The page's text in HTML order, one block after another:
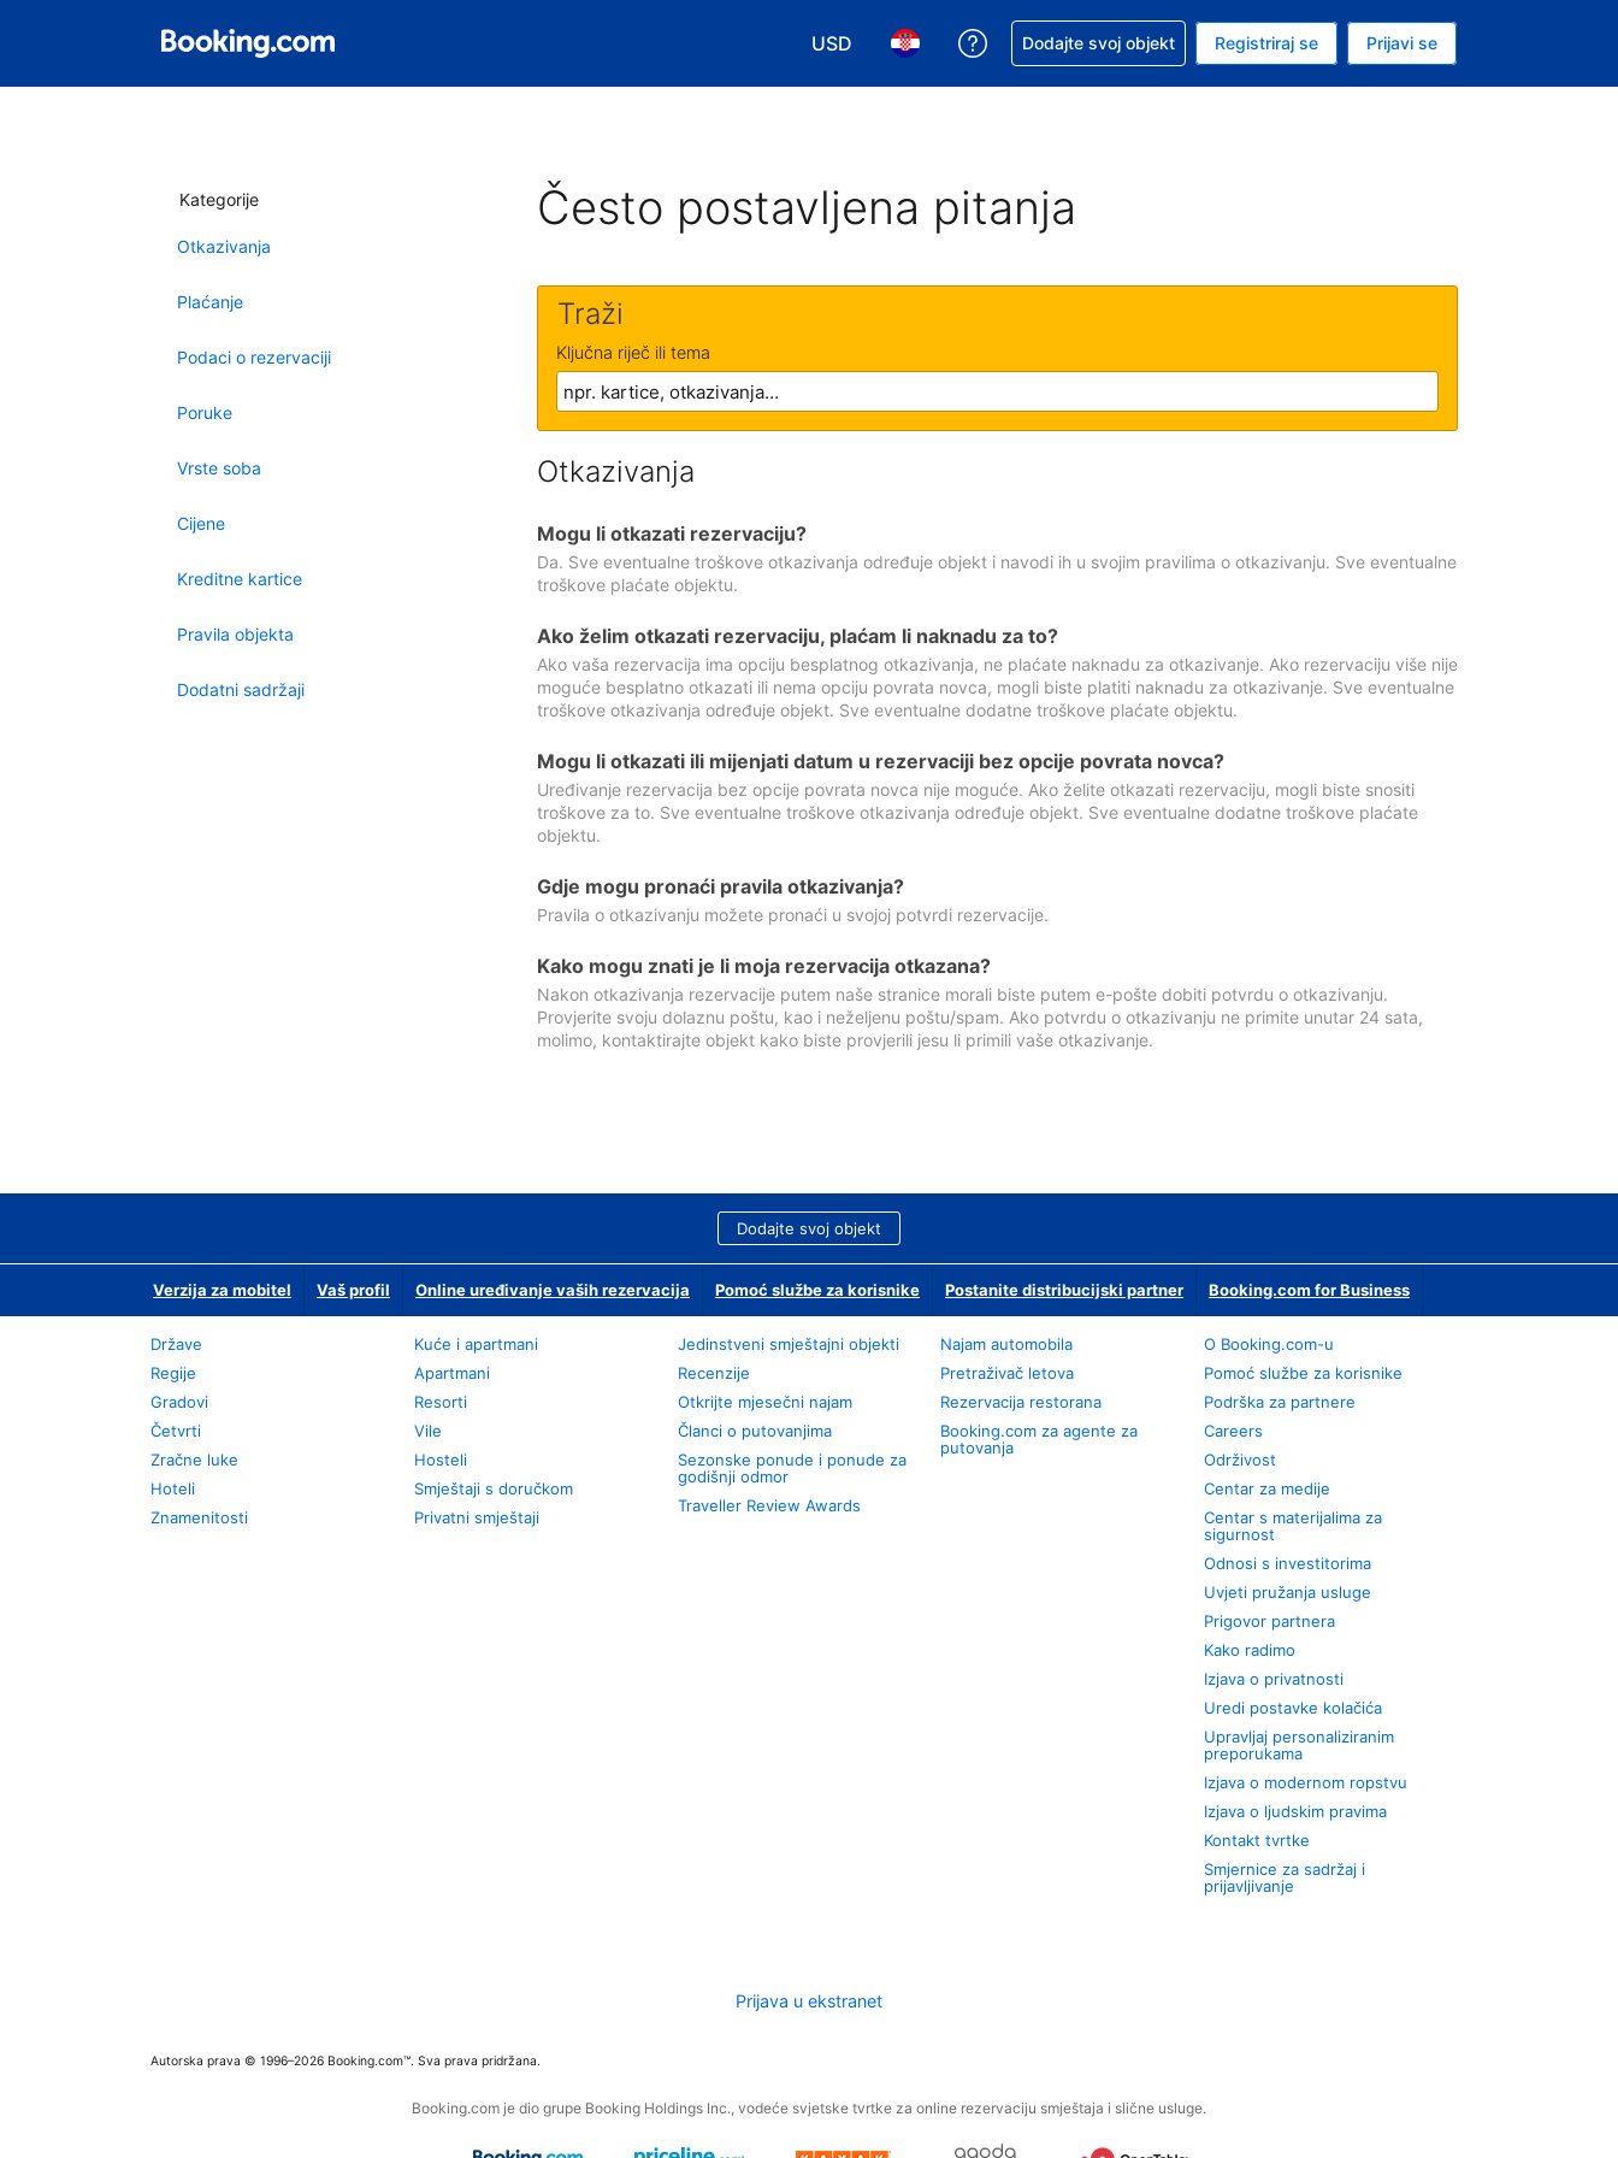
USD
Odaberite valutu. Vaša je trenutačna valuta Američki dolar
Odaberite svoj jezik. Vaš je trenutačni jezik Hrvatskom
Zatražite pomoć sa svojom rezervacijom
Dodajte svoj objekt Registriraj se Prijavi se
Kategorije
Otkazivanja
Plaćanje
Podaci o rezervaciji
Poruke
Vrste soba
Cijene
Kreditne kartice
Pravila objekta
Dodatni sadržaji
Često postavljena pitanja
Traži
Ključna riječ ili tema
Otkazivanja
Mogu li otkazati rezervaciju?
Da. Sve eventualne troškove otkazivanja određuje objekt i navodi ih u svojim pravilima o otkazivanju. Sve eventualne
troškove plaćate objektu.
Ako želim otkazati rezervaciju, plaćam li naknadu za to?
Ako vaša rezervacija ima opciju besplatnog otkazivanja, ne plaćate naknadu za otkazivanje. Ako rezervaciju više nije
moguće besplatno otkazati ili nema opciju povrata novca, mogli biste platiti naknadu za otkazivanje. Sve eventualne
troškove otkazivanja određuje objekt. Sve eventualne dodatne troškove plaćate objektu.
Mogu li otkazati ili mijenjati datum u rezervaciji bez opcije povrata novca?
Uređivanje rezervacija bez opcije povrata novca nije moguće. Ako želite otkazati rezervaciju, mogli biste snositi
troškove za to. Sve eventualne troškove otkazivanja određuje objekt. Sve eventualne dodatne troškove plaćate
objektu.
Gdje mogu pronaći pravila otkazivanja?
Pravila o otkazivanju možete pronaći u svojoj potvrdi rezervacije.
Kako mogu znati je li moja rezervacija otkazana?
Nakon otkazivanja rezervacije putem naše stranice morali biste putem e-pošte dobiti potvrdu o otkazivanju.
Provjerite svoju dolaznu poštu, kao i neželjenu poštu/spam. Ako potvrdu o otkazivanju ne primite unutar 24 sata,
molimo, kontaktirajte objekt kako biste provjerili jesu li primili vaše otkazivanje.
Dodajte svoj objekt
Verzija za mobitel Vaš profil Online uređivanje vaših rezervacija Pomoć službe za korisnike Postanite distribucijski partner Booking.com for Business
Države
Regije
Gradovi
Četvrti
Zračne luke
Hoteli
Znamenitosti
Kuće i apartmani
Apartmani
Resorti
Vile
Hosteli
Smještaji s doručkom
Privatni smještaji
Jedinstveni smještajni objekti
Recenzije
Otkrijte mjesečni najam
Članci o putovanjima
Sezonske ponude i ponude za
godišnji odmor
Traveller Review Awards
Najam automobila
Pretraživač letova
Rezervacija restorana
Booking.com za agente za
putovanja
O Booking.com-u
Pomoć službe za korisnike
Podrška za partnere
Careers
Održivost
Centar za medije
Centar s materijalima za
sigurnost
Odnosi s investitorima
Uvjeti pružanja usluge
Prigovor partnera
Kako radimo
Izjava o privatnosti
Uredi postavke kolačića
Upravljaj personaliziranim
preporukama
Izjava o modernom ropstvu
Izjava o ljudskim pravima
Kontakt tvrtke
Smjernice za sadržaj i
prijavljivanje
Prijava u ekstranet
Autorska prava © 1996–2026 Booking.com™. Sva prava pridržana.
Booking.com je dio grupe Booking Holdings Inc., vodeće svjetske tvrtke za online rezervaciju smještaja i slične usluge.